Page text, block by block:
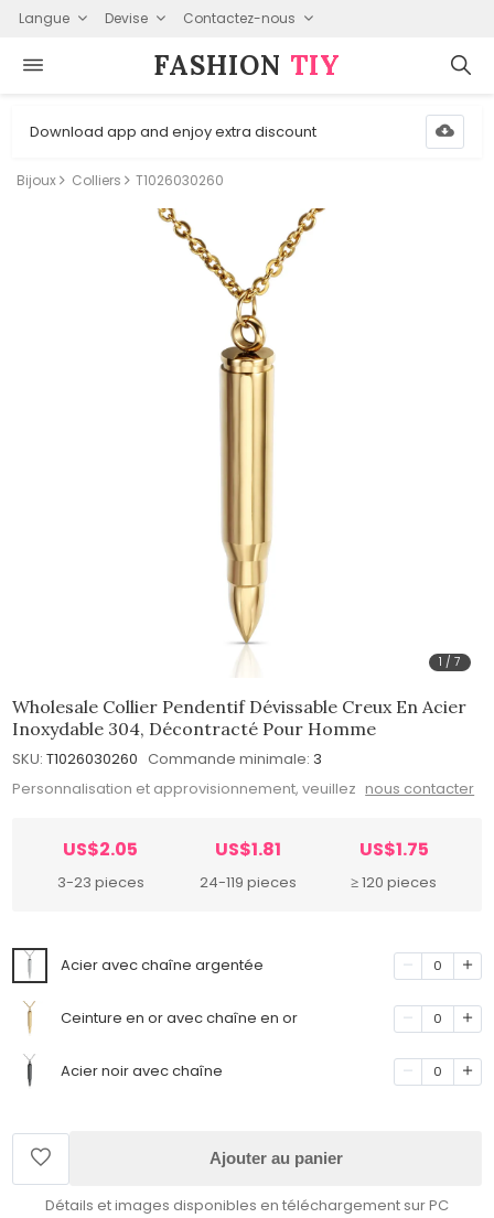
Langue Devise Contactez-nous
FASHION⁠ TIY
Download app and enjoy extra discount
Bijoux Colliers T1026030260
1 /7
Wholesale Collier Pendentif Dévissable Creux En Acier
Inoxydable 304, Décontracté Pour Homme
SKU: T1026030260 Commande minimale: 3
Personnalisation et approvisionnement, veuillez nous contacter
US$2.05
3-23 pieces
US$1.81
24-119 pieces
US$1.75
≥ 120 pieces
Acier avec chaîne argentée 0
Ceinture en or avec chaîne en or 0
Acier noir avec chaîne 0
Ajouter au panier
Détails et images disponibles en téléchargement sur PC